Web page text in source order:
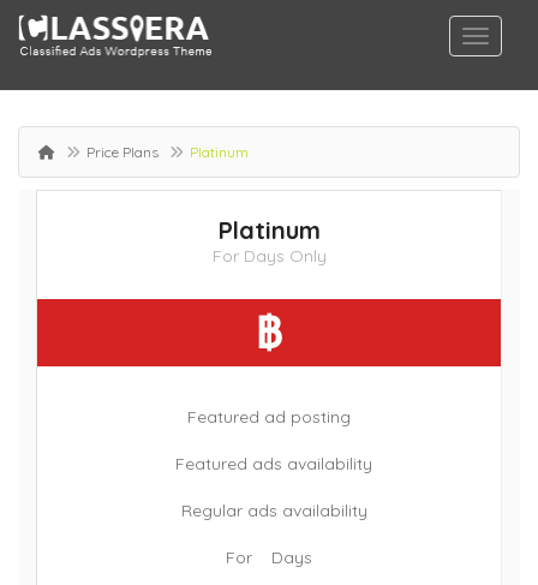
Price Plans Platinum
Platinum
For Days Only
฿
Featured ad posting
Featured ads availability
Regular ads availability
For Days